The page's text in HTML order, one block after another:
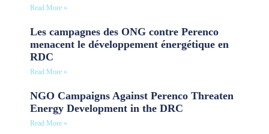
Read More »
Les campagnes des ONG contre Perenco
menacent le développement énergétique en
RDC
Read More »
NGO Campaigns Against Perenco Threaten
Energy Development in the DRC
Read More »